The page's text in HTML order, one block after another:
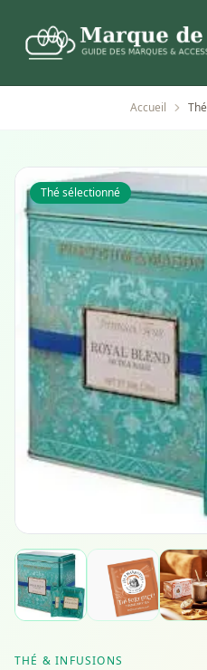
Accueil
Thé sélectionné
THÉ & INFUSIONS